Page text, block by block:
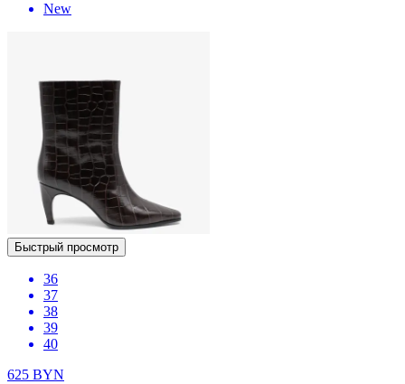
New
Быстрый просмотр
36
37
38
39
40
625 BYN